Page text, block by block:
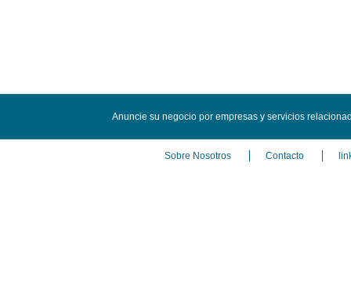
Anuncie su negocio por empresas y servicios
Sobre Nosotros Contacto